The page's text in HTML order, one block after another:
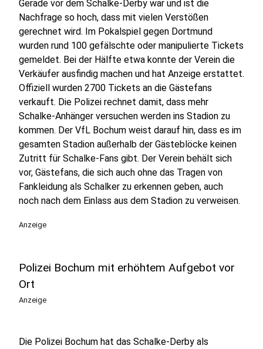
Gerade vor dem Schalke-Derby war und ist die
Nachfrage so hoch, dass mit vielen Verstößen
gerechnet wird. Im Pokalspiel gegen Dortmund
wurden rund 100 gefälschte oder manipulierte Tickets
gemeldet. Bei der Hälfte etwa konnte der Verein die
Verkäufer ausfindig machen und hat Anzeige erstattet.
Offiziell wurden 2700 Tickets an die Gästefans
verkauft. Die Polizei rechnet damit, dass mehr
Schalke-Anhänger versuchen werden ins Stadion zu
kommen. Der VfL Bochum weist darauf hin, dass es im
gesamten Stadion außerhalb der Gästeblöcke keinen
Zutritt für Schalke-Fans gibt. Der Verein behält sich
vor, Gästefans, die sich auch ohne das Tragen von
Fankleidung als Schalker zu erkennen geben, auch
noch nach dem Einlass aus dem Stadion zu verweisen.
Anzeige
Polizei Bochum mit erhöhtem Aufgebot vor
Ort
Anzeige
Die Polizei Bochum hat das Schalke-Derby als